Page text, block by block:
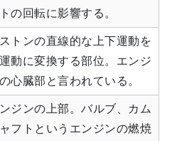
の回転に影響する。
トンの直線的な上下運動を
動に変換する部位。エンジ
心臓部と言われている。
ジンの上部。バルブ、カム
フトというエンジンの燃焼